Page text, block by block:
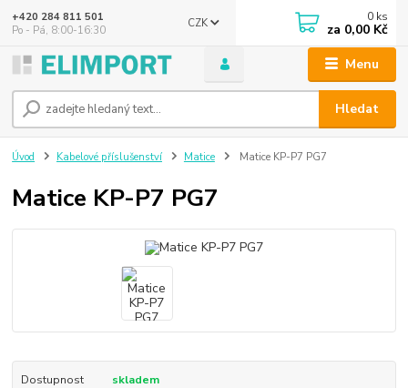
Menu
CZK
Hledat
+420 284 811 501
Po - Pá, 8:00-16:30
0 ks
za 0,00 Kč
Úvod Kabelové příslušenství Matice Matice KP-P7 PG7
Matice KP-P7 PG7
Dostupnost skladem